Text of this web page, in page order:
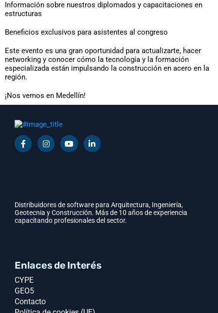
Información sobre nuestros diplomados y capacitaciones en
estructuras
Beneficios exclusivos para asistentes al congreso
Este evento es una gran oportunidad para actualizarte, hacer
networking y conocer cómo la tecnología y la formación
especializada están impulsando la construcción en acero en la
región.
¡Nos vemos en Medellín!
Distribuidores de software para Arquitectura, Ingeniería,
Geotecnia y Construcción. Más de 10 años de experiencia
capacitando profesionales del sector.
Enlaces de Interés
CYPE
GEO5
Contacto